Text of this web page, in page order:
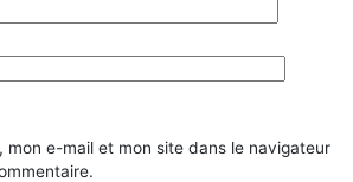
mon e-mail et mon site dans le navigateur